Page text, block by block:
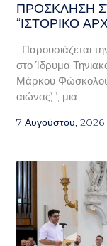
ΠΡΌΣΚΛΗΣΗ
“ΙΣΤΟΡΙΚΌ
Παρουσιάζεται
στο Ίδρυμα
Μάρκου Φώσκολου
αιώνας)”, μια
7 Αυγούστου, 2026